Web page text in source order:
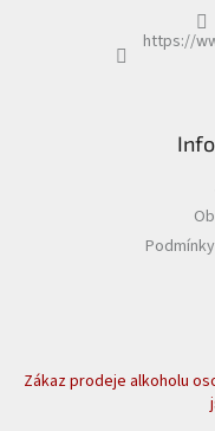
https://
Zákaz prodeje alkoholu